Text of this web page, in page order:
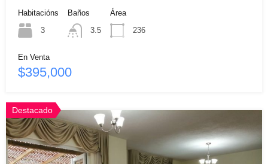
Habitacións
3
Baños
3.5
Área
236
En Venta
$395,000
Destacado